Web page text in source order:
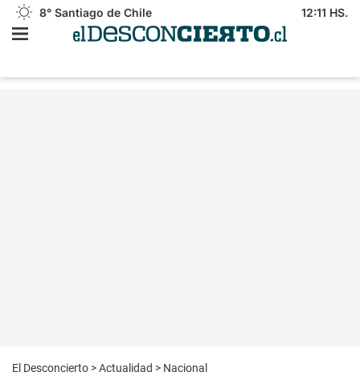
8° Santiago de Chile 12:11 HS.
El Desconcierto >Actualidad > Nacional